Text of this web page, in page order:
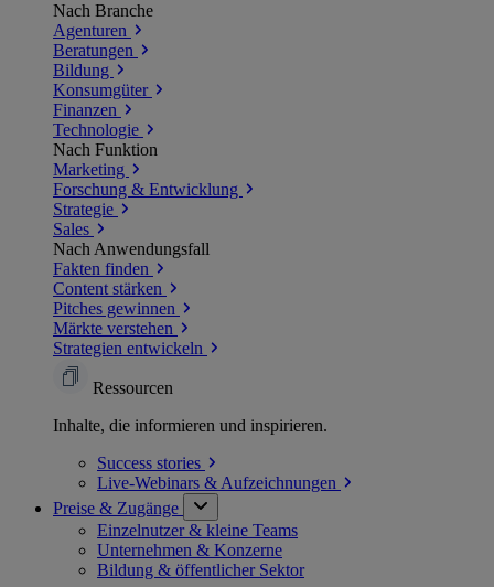
Nach Branche
Agenturen
Beratungen
Bildung
Konsumgüter
Finanzen
Technologie
Nach Funktion
Marketing
Forschung & Entwicklung
Strategie
Sales
Nach Anwendungsfall
Fakten finden
Content stärken
Pitches gewinnen
Märkte verstehen
Strategien entwickeln
Ressourcen
Inhalte, die informieren und inspirieren.
Success stories
Live-Webinars & Aufzeichnungen
Preise & Zugänge
Einzelnutzer & kleine Teams
Unternehmen & Konzerne
Bildung & öffentlicher Sektor